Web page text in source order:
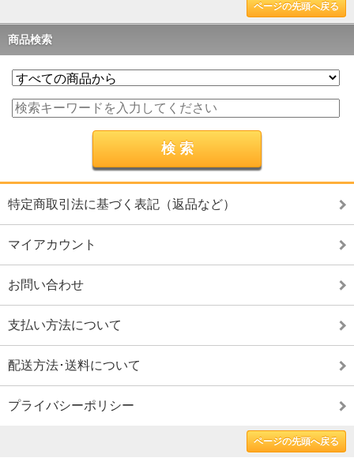
ページの先頭へ戻る
商品検索
特定商取引法に基づく表記（返品など）
マイアカウント
お問い合わせ
支払い方法について
配送方法･送料について
プライバシーポリシー
ページの先頭へ戻る